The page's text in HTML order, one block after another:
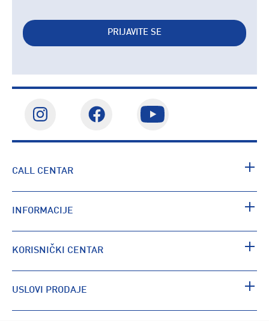
PRIJAVITE SE
CALL CENTAR
INFORMACIJE
KORISNIČKI CENTAR
USLOVI PRODAJE